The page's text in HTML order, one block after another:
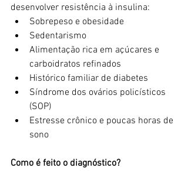
desenvolver resistência à insulina:
Sobrepeso e obesidade
Sedentarismo
Alimentação rica em açúcares e
carboidratos refinados
Histórico familiar de diabetes
Síndrome dos ovários policísticos
(SOP)
Estresse crônico e poucas horas de
sono
Como é feito o diagnóstico?